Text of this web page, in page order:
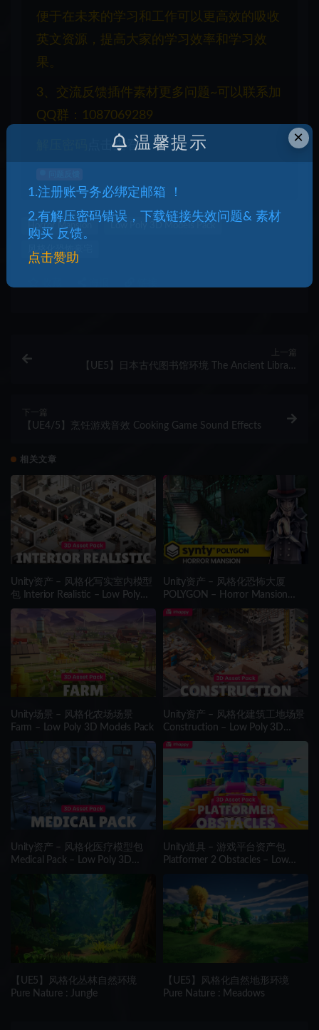
便于在未来的学习和工作可以更高效的吸收
英文资源，提高大家的学习效率和学习效
果。
3、交流反馈插件素材更多问题~可以联系加
QQ群：1087069289
点击查看
Horror Mansion
风格化恐怖豪宅
上一篇
【UE5】日本古代图书馆环境 The Ancient Library
下一篇
【UE4/5】烹饪游戏音效 Cooking Game Sound Effects
相关文章
Unity资产 – 风格化写实室内模型
包 Interior Realistic – Low Poly
3D Models Pack
Unity资产 – 风格化恐怖大厦
POLYGON – Horror Mansion
Pack
Unity场景 – 风格化农场场景
Farm – Low Poly 3D Models Pack
Unity资产 – 风格化建筑工地场景
Construction – Low Poly 3D
Models Pack
Unity资产 – 风格化医疗模型包
Medical Pack – Low Poly 3D
Models Pack
Unity道具 – 游戏平台资产包
Platformer 2 Obstacles – Low
【UE5】风格化丛林自然环境
Pure Nature : Jungle
【UE5】风格化自然地形环境
Pure Nature : Meadows
×
温馨提示
1.注册账号务必绑定邮箱 ！
2.有解压密码错误，下载链接失效问题& 素材
购买 反馈。
点击赞助